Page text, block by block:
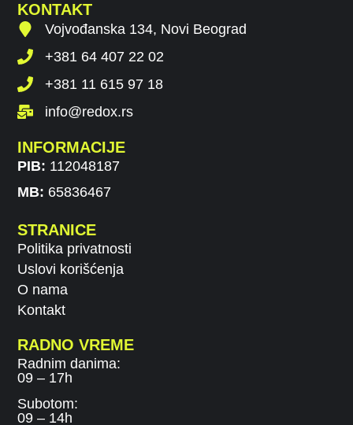
INFORMACIJE
PIB: 112048187
MB: 65836467
STRANICE
Politika privatnosti
Uslovi korišćenja
O nama
Kontakt
RADNO VREME
Radnim danima:
09 – 17h
Subotom:
09 – 14h
KONTAKT
Vojvođanska 134, Novi Beograd
+381 64 407 22 02
+381 11 615 97 18
info@redox.rs